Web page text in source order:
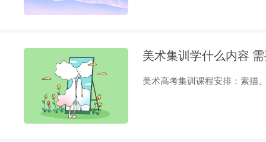
美术集训学什么内容
美术高考集训课程安排：素描